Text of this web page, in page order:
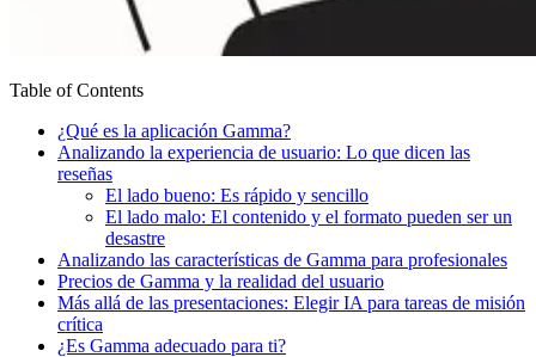
Table of Contents
¿Qué es la aplicación Gamma?
Analizando la experiencia de usuario: Lo que dicen las
reseñas
El lado bueno: Es rápido y sencillo
El lado malo: El contenido y el formato pueden ser un
desastre
Analizando las características de Gamma para profesionales
Precios de Gamma y la realidad del usuario
Más allá de las presentaciones: Elegir IA para tareas de misión
crítica
¿Es Gamma adecuado para ti?